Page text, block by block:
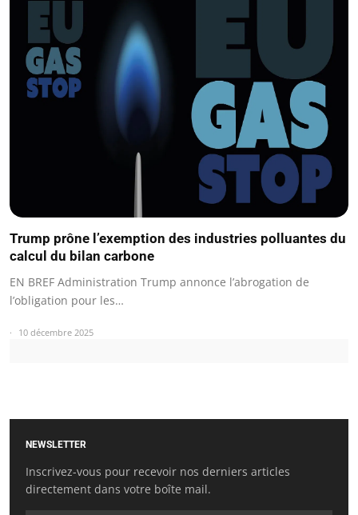
Trump prône l’exemption des industries polluantes du
calcul du bilan carbone
EN BREF Administration Trump annonce l’abrogation de
l’obligation pour les…
10 décembre 2025
NEWSLETTER
Inscrivez-vous pour recevoir nos derniers articles
directement dans votre boîte mail.